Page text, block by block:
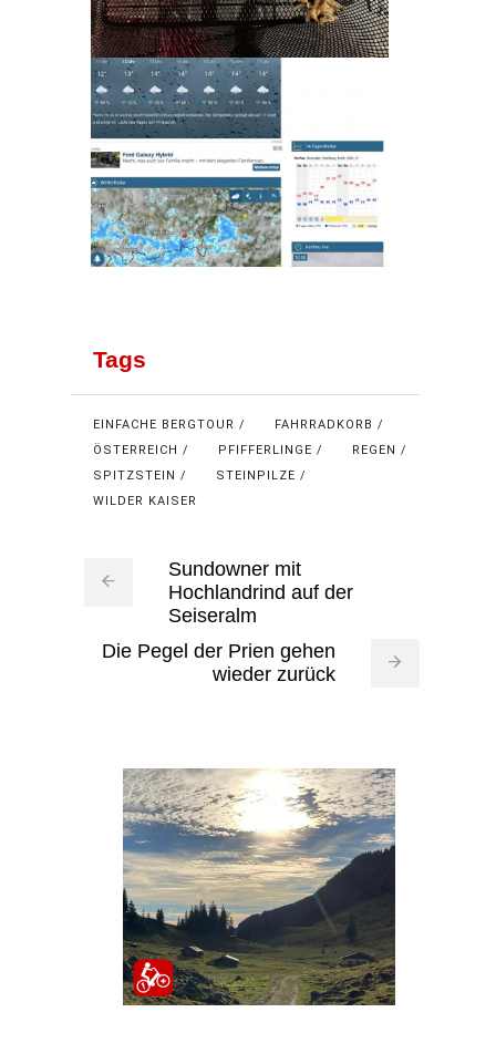
Tags
EINFACHE BERGTOUR
FAHRRADKORB
ÖSTERREICH
PFIFFERLINGE
REGEN
SPITZSTEIN
STEINPILZE
WILDER KAISER
Sundowner mit
Hochlandrind auf der
Seiseralm
Die Pegel der Prien gehen
wieder zurück